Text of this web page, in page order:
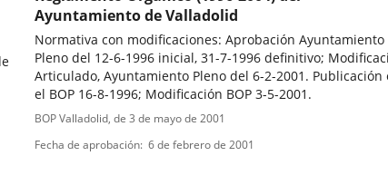
Ayuntamiento de Valladolid
Normativa con modificaciones: Aprobación Ayuntamiento
Pleno del 12-6-1996 inicial, 31-7-1996 definitivo;
Articulado, Ayuntamiento Pleno del 6-2-2001. Publicación
el BOP 16-8-1996; Modificación BOP 3-5-2001.
Tipo
de
Referencia
BOP Valladolid, de 3 de mayo de 2001
Fecha de aprobación 6 de febrero de 2001